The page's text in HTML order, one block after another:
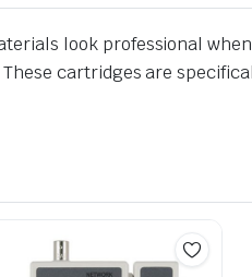
look professional
cartridges are